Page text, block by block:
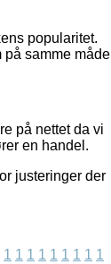
popularitet.
samme måde
på nettet da vi
en handel.
justeringer der
1 1 1 1 1 1 1 1 1